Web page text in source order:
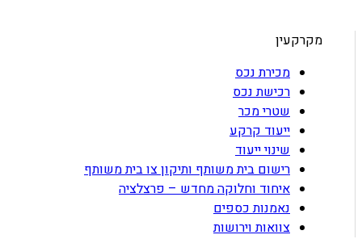
מקרקעין
מכירת נכס
רכישת נכס
שטרי מכר
ייעוד קרקע
שינוי ייעוד
רישום בית משותף ותיקון צו בית משותף
איחוד וחלוקה מחדש – פרצלציה
נאמנות כספים
צוואות וירושות